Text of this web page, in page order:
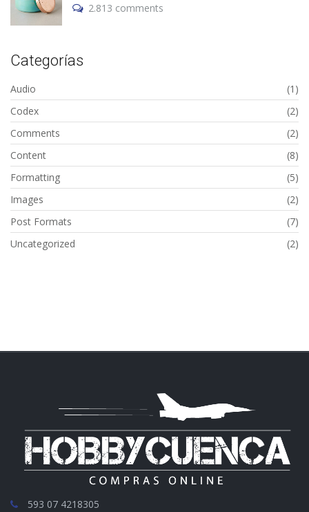
2.813 comments
Categorías
Audio
(1)
Codex
(2)
Comments
(2)
Content
(8)
Formatting
(5)
Images
(2)
Post Formats
(7)
Uncategorized
(2)
593 07 4218305